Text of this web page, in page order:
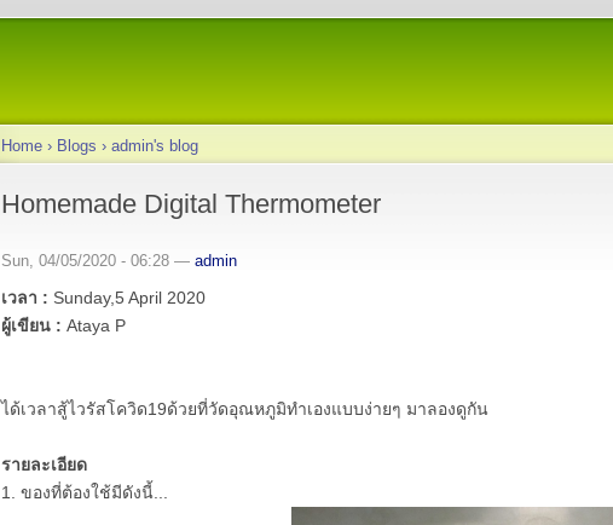
Home › Blogs › admin's blog
Homemade Digital Thermometer
Sun, 04/05/2020 - 06:28 — admin
เวลา : Sunday,5 April 2020
ผู้เขียน : Ataya P
ได้เวลาสู้ไวรัสโควิด19ด้วยที่วัดอุณหภูมิทำเองแบบง่ายๆ มาลองดูกัน
รายละเอียด
1. ของที่ต้องใช้มีดังนี้...